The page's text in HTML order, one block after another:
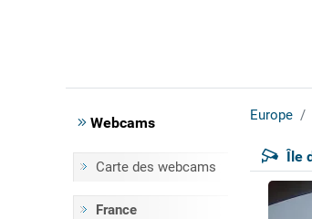
Webcams
Carte des webcams
France
Europe
Île